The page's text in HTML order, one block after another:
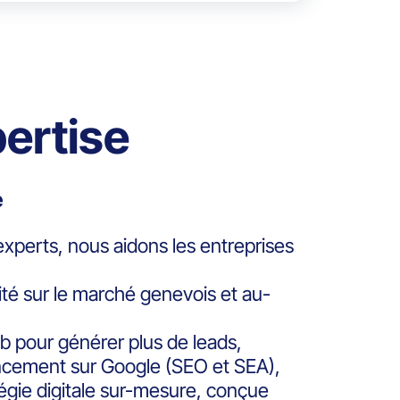
nous aidons les entreprises
sur le marché genevois et au-
pour générer plus de leads,
sur Google (SEO et SEA),
digitale sur-mesure, conçue